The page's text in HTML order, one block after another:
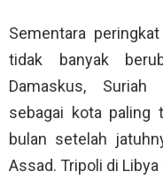
Sementara
tidak banyak
Damaskus,
sebagai kota paling
bulan setelah
Assad. Tripoli di